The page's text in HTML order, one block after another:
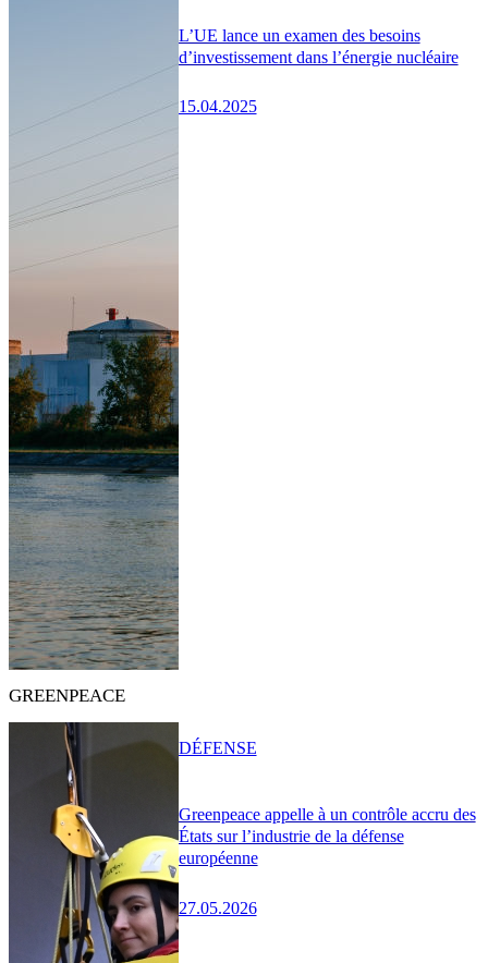
L’UE lance un examen des besoins
d’investissement dans l’énergie nucléaire
15.04.2025
GREENPEACE
Greenpeace appelle à un contrôle accru des
États sur l’industrie de la défense
européenne
27.05.2026
DÉFENSE